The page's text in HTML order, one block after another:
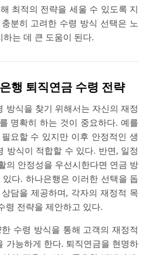
최적의 전략을 세울 수 있도록 지
분히 고려한 수령 방식 선택은 노
는 데 큰 도움이 된다.
행 퇴직연금 수령 전략
방식을 찾기 위해서는 자신의 재정
명확히 하는 것이 중요하다. 예를
요할 수 있지만 이후 안정적인 생
방식이 적합할 수 있다. 반면, 일정
의 안정성을 우선시한다면 연금 방
다. 하나은행은 이러한 선택을 돕
담을 제공하며, 각자의 재정적 목
령 전략을 제안하고 있다.
수령 방식을 통해 고객의 재정적
가능하게 한다. 퇴직연금을 현명하